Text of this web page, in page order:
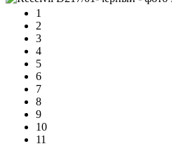
1
2
3
4
5
6
7
8
9
10
11